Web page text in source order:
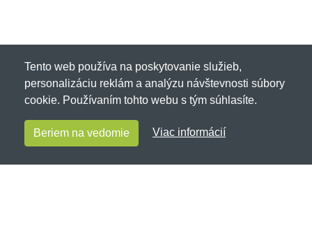
Tento web používa na poskytovanie služieb,
personalizáciu reklám a analýzu návštevnosti súbory
cookie. Používaním tohto webu s tým súhlasíte.
Beriem na vedomie Viac informácií